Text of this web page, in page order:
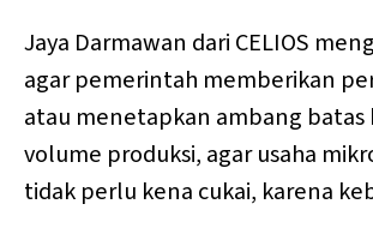
Jaya Darmawan dari CELIOS
agar pemerintah memberikan
atau menetapkan ambang batas
volume produksi, agar usaha
tidak perlu kena cukai, karena